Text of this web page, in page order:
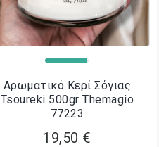
Αρωματικό Κερί Σόγιας
Tsoureki 500gr Themagio
77223
19,50 €